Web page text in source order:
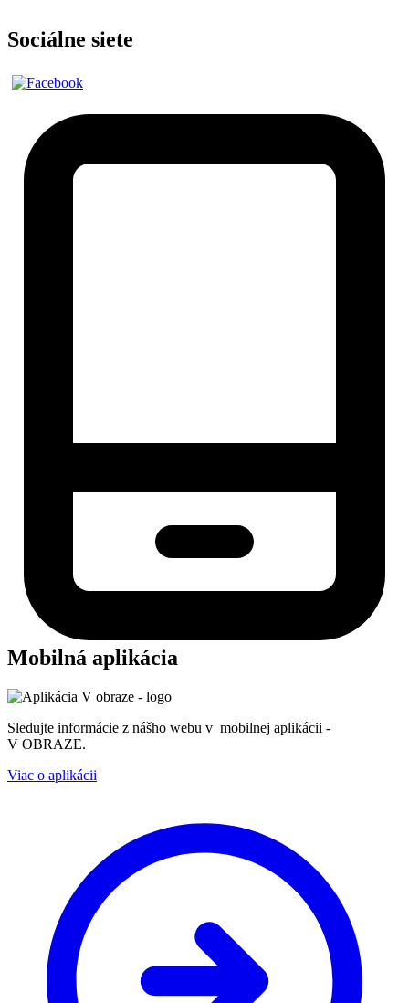
Sociálne siete
Mobilná aplikácia
Sledujte informácie z nášho webu v mobilnej aplikácii -
V OBRAZE.
Viac o aplikácii